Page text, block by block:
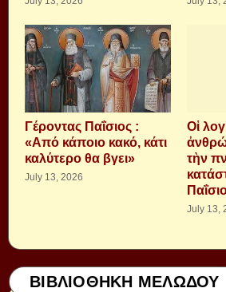
Γέροντας Παΐσιος :
«Από κάποιο κακό, κάτι
καλύτερο θα βγει»
July 13, 2026
Οἱ
τὴν
July 13,
ΒΙΒΛΙΟΘΗΚΗ ΜΕΛΩΔΟΥ